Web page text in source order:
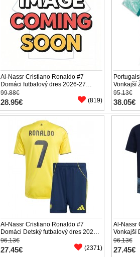
Al-Nassr Cristiano Ronaldo #7
Domáci futbalový dres 2026-27
Krátky Rukáv
99.88€
28.95€ (819)
Vonkajší
2026
95.13€
38.05€
Al-Nassr Cristiano Ronaldo #7
Domáci Detský futbalový dres 2025-
26 Krátky Rukáv (+ trenírky)
96.13€
27.45€ (2371)
Al-Nassr
Vonkajší
26 Krátky
96.13€
27.45€